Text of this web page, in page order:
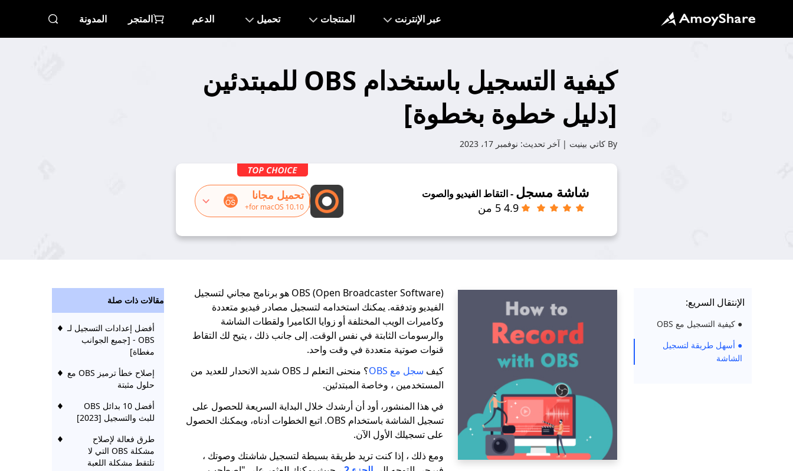
عبر الإنترنت المنتجات تحميل الدعم المتجر المدونة
كيفية التسجيل باستخدام OBS للمبتدئين
[دليل خطوة بخطوة]
By كاتي بينيت | آخر تحديث: نوفمبر 17، 2023
شاشة مسجل - التقاط الفيديو والصوت تحميل مجانا
for macOS 10.10+
OBS (Open Broadcaster Software) هو برنامج مجاني لتسجيل
الفيديو وتدفقه. يمكنك استخدامه لتسجيل مصادر فيديو متعددة
وكاميرات الويب المختلفة أو زوايا الكاميرا ولقطات الشاشة
والرسومات الثابتة في نفس الوقت. إلى جانب ذلك ، يتيح لك التقاط
قنوات صوتية متعددة في وقت واحد.
كيف سجل مع OBS
؟ منحنى التعلم لـ OBS شديد الانحدار للعديد من
المستخدمين ، وخاصة المبتدئين.
في هذا المنشور، أود أن أرشدك خلال البداية السريعة للحصول على
تسجيل الشاشة باستخدام OBS. اتبع الخطوات أدناه، ويمكنك الحصول
على تسجيلك الأول الآن.
ومع ذلك ، إذا كنت تريد طريقة بسيطة لتسجيل شاشتك وصوتك ،
الإنتقال السريع:
● كيفية التسجيل مع OBS
● أسهل طريقة لتسجيل
الشاشة
مقالات ذات صلة
أفضل إعدادات التسجيل لـ
OBS - [جميع الجوانب
مغطاة]
إصلاح خطأ ترميز OBS مع
حلول مثبتة
أفضل 10 بدائل OBS
للبث والتسجيل [2023]
طرق فعالة لإصلاح
مشكلة OBS التي لا
تلتقط مشكلة اللعبة